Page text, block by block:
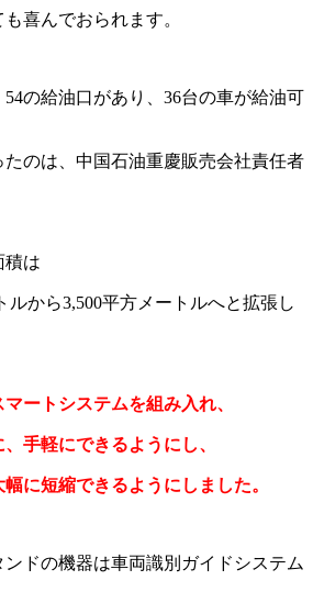
喜んでおられます。
54の給油口があり、36台の車が給油可
のは、中国石油重慶販売会社責任者
積は
ルから3,500平方メートルへと拡張し
ートシステムを組み入れ、
手軽にできるようにし、
に短縮できるようにしました。
ドの機器は車両識別ガイドシステム